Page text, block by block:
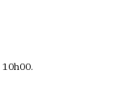
10h00.